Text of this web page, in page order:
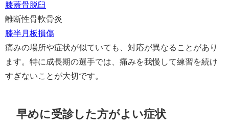
膝蓋骨脱臼
離断性骨軟骨炎
膝半月板損傷
痛みの場所や症状が似ていても、対応が異なることがあり
ます。特に成長期の選手では、痛みを我慢して練習を続け
すぎないことが大切です。
早めに受診した方がよい症状